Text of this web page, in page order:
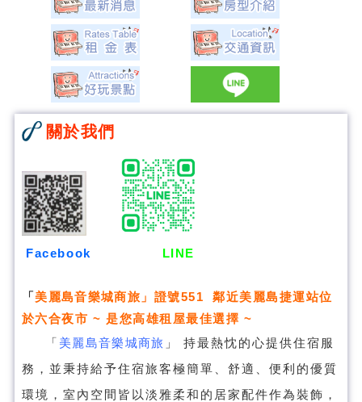
關於我們
Facebook LINE
「美麗島音樂城商旅 」證號551 鄰近美麗島捷運站位
於六合夜市 ~ 是您高雄租屋最佳選擇 ~
「 美麗島音樂城商旅 」 持最熱忱的心提供住宿服
務，並秉持給予住宿旅客極簡單、舒適、便利的優質
環境，室內空間皆以淡雅柔和的居家配件作為裝飾，